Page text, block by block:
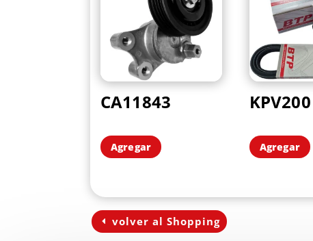
CA11843
Agregar
KPV200
Agregar
volver al Shopping